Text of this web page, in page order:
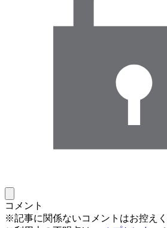
コメント
※記事に関係ないコメントはお控えく